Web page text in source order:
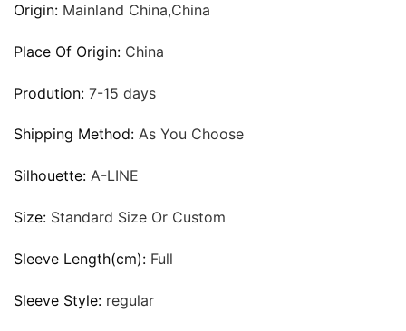
Origin: Mainland China,China
Place Of Origin: China
Prodution: 7-15 days
Shipping Method: As You Choose
Silhouette: A-LINE
Size: Standard Size Or Custom
Sleeve Length(cm): Full
Sleeve Style: regular